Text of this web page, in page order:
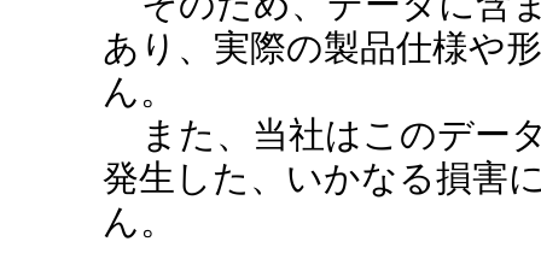
あり、実際の製品仕様や
ん。
また、当社はこのデー
発生した、いかなる損害
ん。